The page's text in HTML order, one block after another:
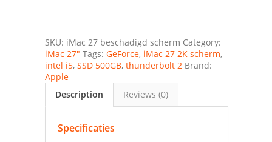
SKU: iMac 27 beschadigd scherm Category:
iMac 27" Tags: GeForce, iMac 27 2K scherm,
intel i5, SSD 500GB, thunderbolt 2 Brand:
Apple
Description
Reviews (0)
Specificaties